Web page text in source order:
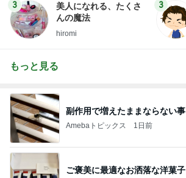
3
美人になれる、たくさ
んの魔法
hiromi
3
もっと見る
副作用で増えたままならない事
Amebaトピックス 1日前
ご褒美に最適なお洒落な洋菓子